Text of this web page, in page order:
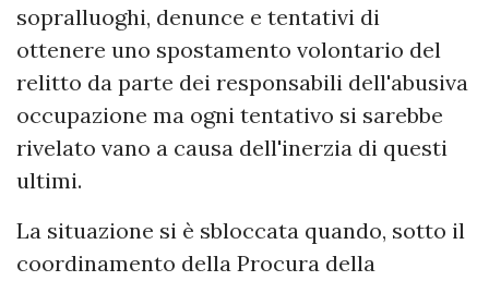
sopralluoghi, denunce e tentativi di
ottenere uno spostamento volontario del
relitto da parte dei responsabili dell'abusiva
occupazione ma ogni tentativo si sarebbe
rivelato vano a causa dell'inerzia di questi
ultimi.
La situazione si è sbloccata quando, sotto il
coordinamento della Procura della